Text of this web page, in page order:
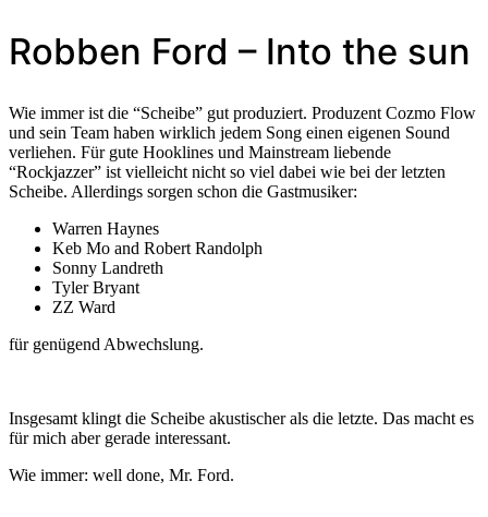
Robben Ford – Into the sun
Wie immer ist die “Scheibe” gut produziert. Produzent Cozmo Flow
und sein Team haben wirklich jedem Song einen eigenen Sound
verliehen. Für gute Hooklines und Mainstream liebende
“Rockjazzer” ist vielleicht nicht so viel dabei wie bei der letzten
Scheibe. Allerdings sorgen schon die Gastmusiker:
Warren Haynes
Keb Mo and Robert Randolph
Sonny Landreth
Tyler Bryant
ZZ Ward
für genügend Abwechslung.
Insgesamt klingt die Scheibe akustischer als die letzte. Das macht es
für mich aber gerade interessant.
Wie immer: well done, Mr. Ford.